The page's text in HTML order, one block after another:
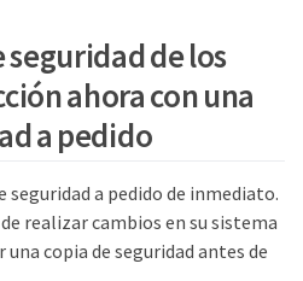
seguridad de los
ahora con una
a pedido
seguridad a pedido de inmediato.
realizar cambios en su sistema
una copia de seguridad antes de